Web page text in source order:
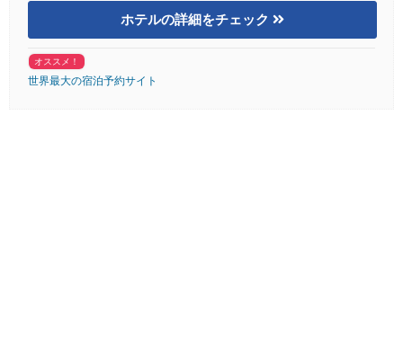
ホテルの詳細をチェック
オススメ！
世界最大の宿泊予約サイト